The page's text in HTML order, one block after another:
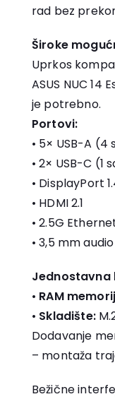
rad bez
Široke
Uprkos
ASUS NUC 14
je potrebno.
Portovi:
• 5× USB-A (4
• 2× USB-C
• DisplayPort
• HDMI 2.1
• 2.5G
• 3,5 mm
Jednostavna
• RAM
• Skladište:
Dodavanje
– montaža
Bežične